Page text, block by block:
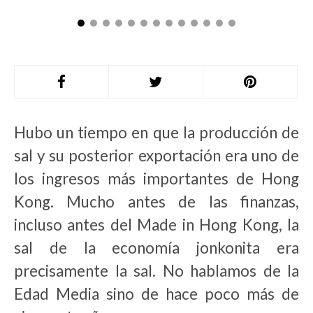
Hubo un tiempo en que la producción de
sal y su posterior exportación era uno de
los ingresos más importantes de Hong
Kong. Mucho antes de las finanzas,
incluso antes del Made in Hong Kong, la
sal de la economía jonkonita era
precisamente la sal. No hablamos de la
Edad Media sino de hace poco más de